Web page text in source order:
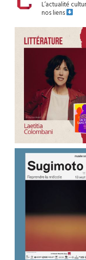
L’actualité
nos liens